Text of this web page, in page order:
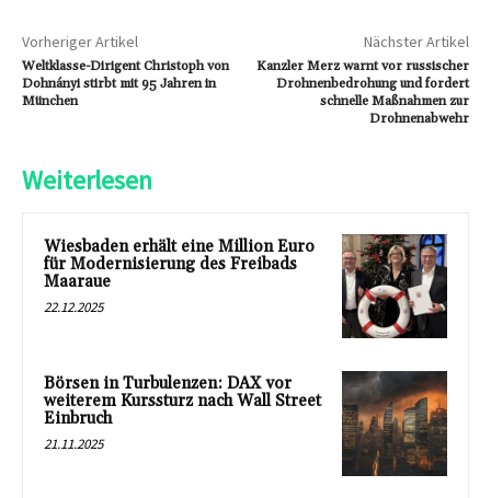
Vorheriger Artikel
Weltklasse-Dirigent Christoph von
Dohnányi stirbt mit 95 Jahren in
München
Nächster Artikel
Kanzler Merz warnt vor russischer
Drohnenbedrohung und fordert
schnelle Maßnahmen zur
Drohnenabwehr
Weiterlesen
Wiesbaden erhält eine Million Euro
für Modernisierung des Freibads
Maaraue
22.12.2025
Börsen in Turbulenzen: DAX vor
weiterem Kurssturz nach Wall Street
Einbruch
21.11.2025